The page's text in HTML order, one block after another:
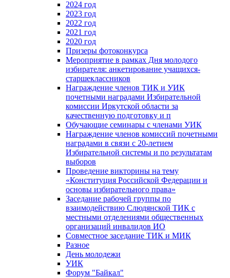
2024 год
2023 год
2022 год
2021 год
2020 год
Призеры фотоконкурса
Мероприятие в рамках Дня молодого
избирателя: анкетирование учащихся-
старшеклассников
Награждение членов ТИК и УИК
почетными наградами Избирательной
комиссии Иркутской области за
качественную подготовку и п
Обучающие семинары с членами УИК
Награждение членов комиссий почетными
наградами в связи с 20-летием
Избирательной системы и по результатам
выборов
Проведение викторины на тему
«Конституция Российской Федерации и
основы избирательного права»
Заседание рабочей группы по
взаимодействию Слюдянской ТИК с
местными отделениями общественных
организаций инвалидов ИО
Совместное заседание ТИК и МИК
Разное
День молодежи
УИК
Форум "Байкал"